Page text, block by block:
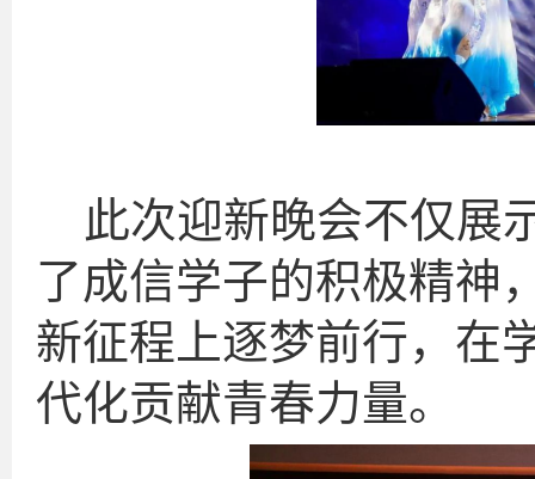
此次迎新晚会不仅展
了成信学子的积极精神
新征程上逐梦前行，在
代化贡献青春力量。